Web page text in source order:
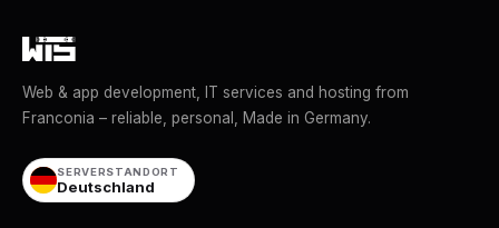
Web & app development, IT services and hosting from
Franconia – reliable, personal, Made in Germany.
SERVERSTANDORT
Deutschland